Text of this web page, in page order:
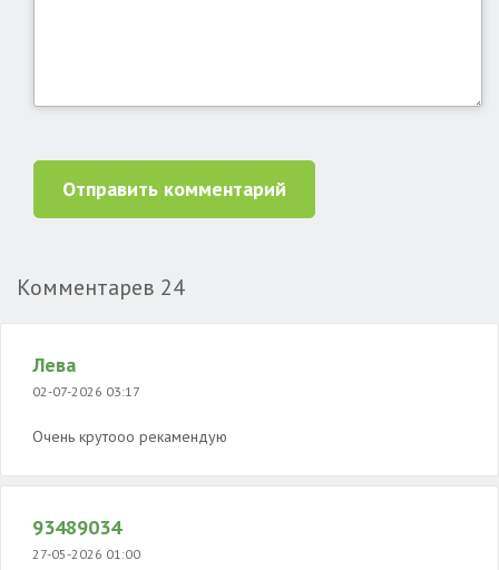
Отправить комментарий
Комментарев 24
Лева
02-07-2026 03:17
Очень крутооо рекамендую
93489034
27-05-2026 01:00